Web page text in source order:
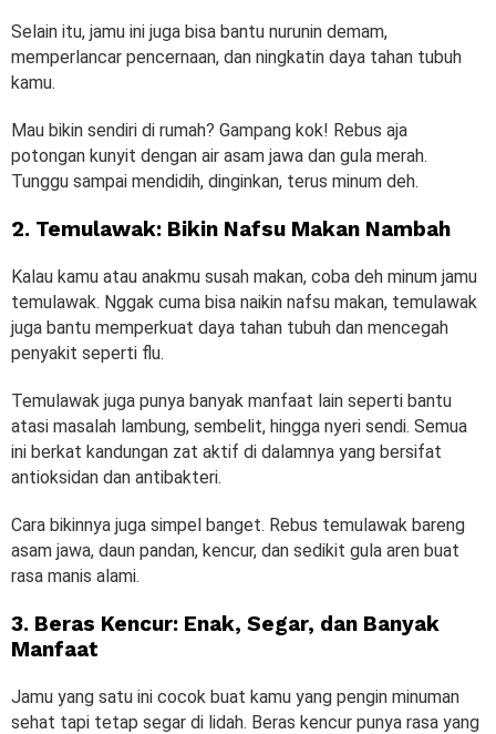
Selain itu, jamu ini juga bisa bantu nurunin demam,
memperlancar pencernaan, dan ningkatin daya tahan tubuh
kamu.
Mau bikin sendiri di rumah? Gampang kok! Rebus aja
potongan kunyit dengan air asam jawa dan gula merah.
Tunggu sampai mendidih, dinginkan, terus minum deh.
2. Temulawak: Bikin Nafsu Makan Nambah
Kalau kamu atau anakmu susah makan, coba deh minum jamu
temulawak. Nggak cuma bisa naikin nafsu makan, temulawak
juga bantu memperkuat daya tahan tubuh dan mencegah
penyakit seperti flu.
Temulawak juga punya banyak manfaat lain seperti bantu
atasi masalah lambung, sembelit, hingga nyeri sendi. Semua
ini berkat kandungan zat aktif di dalamnya yang bersifat
antioksidan dan antibakteri.
Cara bikinnya juga simpel banget. Rebus temulawak bareng
asam jawa, daun pandan, kencur, dan sedikit gula aren buat
rasa manis alami.
3. Beras Kencur: Enak, Segar, dan Banyak
Manfaat
Jamu yang satu ini cocok buat kamu yang pengin minuman
sehat tapi tetap segar di lidah. Beras kencur punya rasa yang